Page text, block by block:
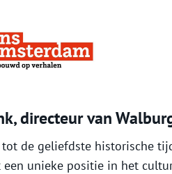
directeur van
de geliefdste historische
een unieke positie in het